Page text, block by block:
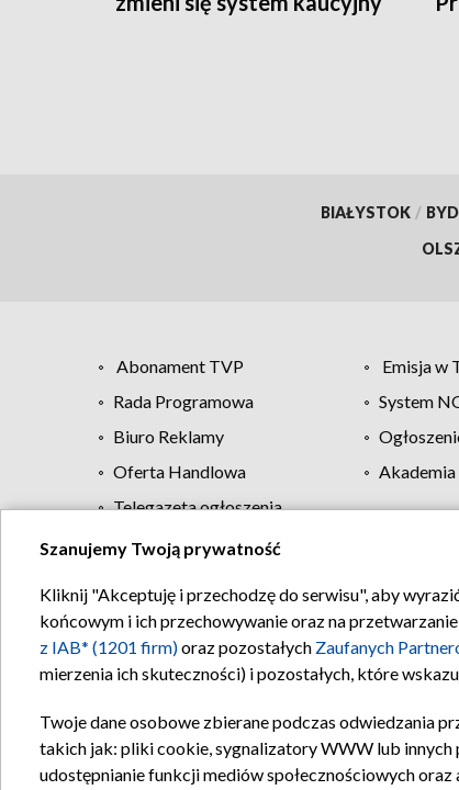
BIAŁYSTOK /
Abonament TVP Emisja w
Rada Programowa
System
Biuro Reklamy
Oferta Handlowa
Telegazeta ogłoszenia
Regulamin
Szanujemy Twoją prywatność
Kliknij "Akceptuję i przechodzę do serwisu", aby
końcowym i ich przechowywanie oraz na
z IAB* (1201 firm)oraz pozostałych Zaufanych
mierzenia ich skuteczności) i pozostałych, które
Twoje dane osobowe zbierane podczas odwiedzania
takich jak: pliki cookie, sygnalizatory WWW lub innych
udostępnianie funkcji mediów społecznościowych oraz